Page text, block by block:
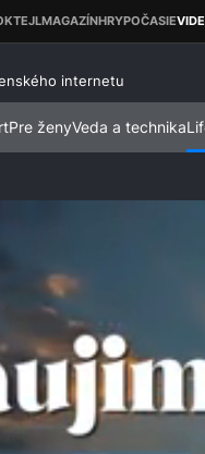
internetu
Pre ženyVeda a technika